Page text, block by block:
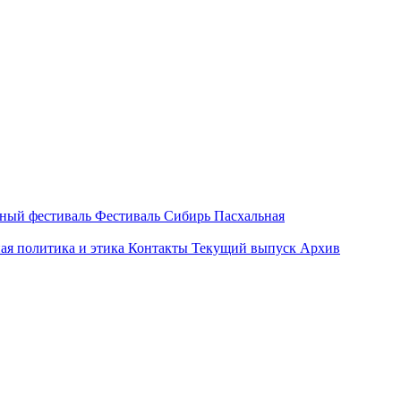
фестиваль Фестиваль Сибирь Пасхальная
политика и этика Контакты Текущий выпуск Архив